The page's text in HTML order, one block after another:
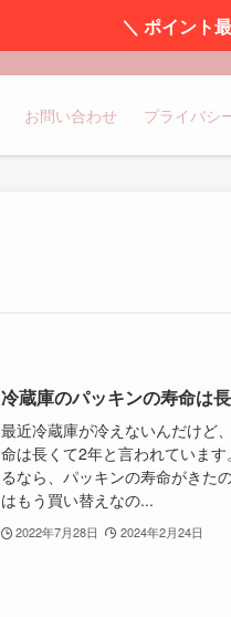
＼ ポイント
お問い合わせ プライバシ
冷蔵庫のパッキンの寿命は
最近冷蔵庫が冷えないんだけど
命は長くて2年と言われていま
るなら、パッキンの寿命がきた
はもう買い替えなの...
2022年7月28日 2024年2月24日